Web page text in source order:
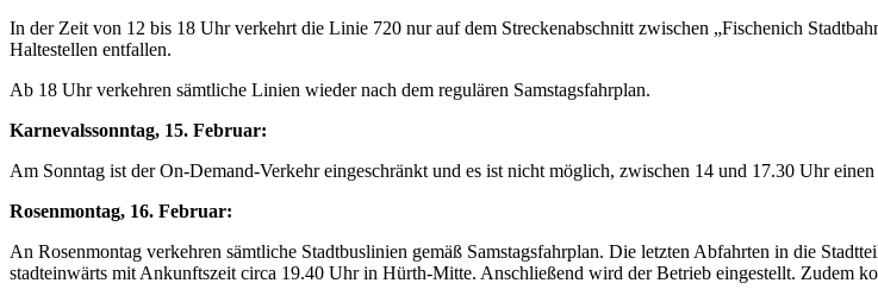
In der Zeit von 12 bis 18 Uhr verkehrt die Linie 720 nur auf dem Streckenabschnitt zwischen „Fischenich
Haltestellen entfallen.
Ab 18 Uhr verkehren sämtliche Linien wieder nach dem regulären Samstagsfahrplan.
Karnevalssonntag, 15. Februar:
Am Sonntag ist der On-Demand-Verkehr eingeschränkt und es ist nicht möglich, zwischen 14 und 17.30 Uhr
Rosenmontag, 16. Februar:
An Rosenmontag verkehren sämtliche Stadtbuslinien gemäß Samstagsfahrplan. Die letzten Abfahrten in die
stadteinwärts mit Ankunftszeit circa 19.40 Uhr in Hürth-Mitte. Anschließend wird der Betrieb eingestellt. Zudem